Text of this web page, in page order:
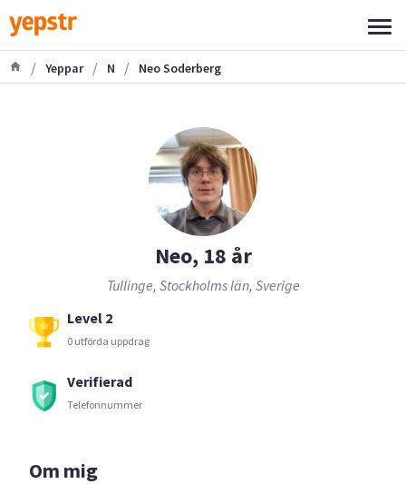
/ Yeppar / N / Neo Soderberg
Neo, 18 år
Tullinge, Stockholms län, Sverige
Level 2
0 utförda uppdrag
Verifierad
Telefonnummer
Om mig